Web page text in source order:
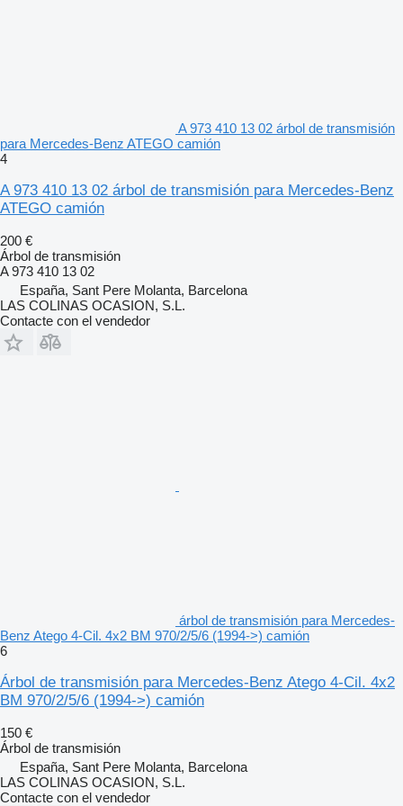
A 973 410 13 02 árbol de transmisión
para Mercedes-Benz ATEGO camión
4
A 973 410 13 02 árbol de transmisión para Mercedes-Benz
ATEGO camión
200 €
Árbol de transmisión
A 973 410 13 02
España, Sant Pere Molanta, Barcelona
LAS COLINAS OCASION, S.L.
Contacte con el vendedor
árbol de transmisión para Mercedes-
Benz Atego 4-Cil. 4x2 BM 970/2/5/6 (1994->) camión
6
Árbol de transmisión para Mercedes-Benz Atego 4-Cil. 4x2
BM 970/2/5/6 (1994->) camión
150 €
Árbol de transmisión
España, Sant Pere Molanta, Barcelona
LAS COLINAS OCASION, S.L.
Contacte con el vendedor